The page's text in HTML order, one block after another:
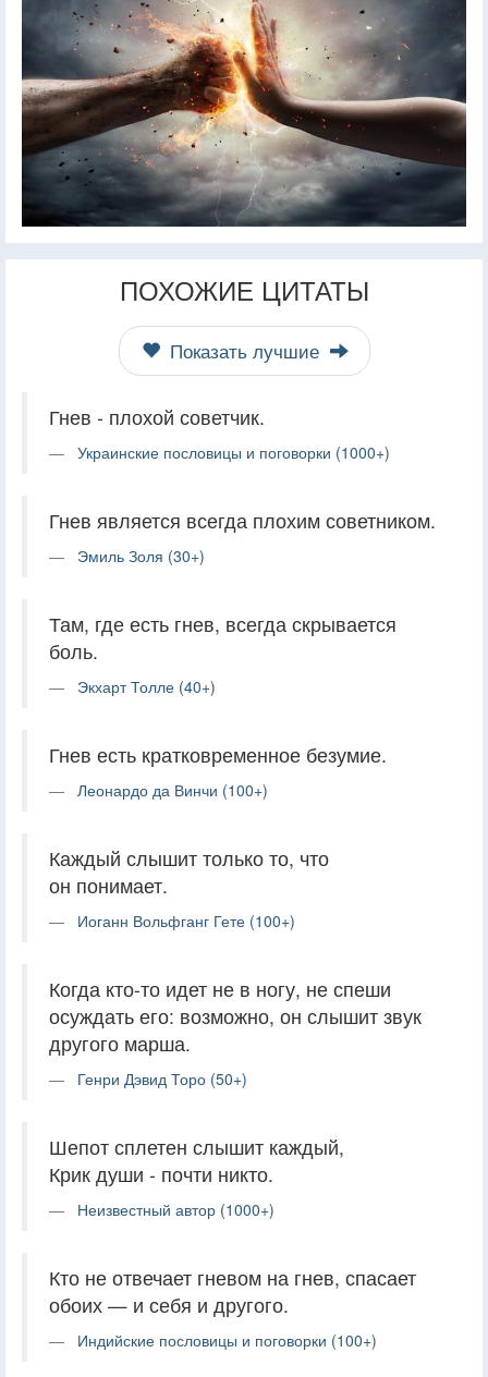
ПОХОЖИЕ ЦИТАТЫ
Показать лучшие
Гнев - плохой советчик.
Украинские пословицы и поговорки (1000+)
Гнев является всегда плохим советником.
Эмиль Золя (30+)
Там, где есть гнев, всегда скрывается
боль.
Экхарт Толле (40+)
Гнев есть кратковременное безумие.
Леонардо да Винчи (100+)
Каждый слышит только то, что
он понимает.
Иоганн Вольфганг Гете (100+)
Когда кто-то идет не в ногу, не спеши
осуждать его: возможно, он слышит звук
другого марша.
Генри Дэвид Торо (50+)
Шепот сплетен слышит каждый,
Крик души - почти никто.
Неизвестный автор (1000+)
Кто не отвечает гневом на гнев, спасает
обоих — и себя и другого.
Индийские пословицы и поговорки (100+)